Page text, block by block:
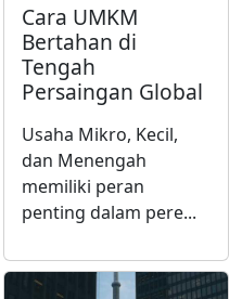
Cara UMKM
Bertahan di
Tengah
Persaingan Global
Usaha Mikro, Kecil,
dan Menengah
memiliki peran
penting dalam pere...